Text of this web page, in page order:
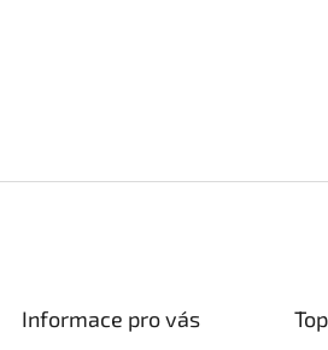
Informace pro vás